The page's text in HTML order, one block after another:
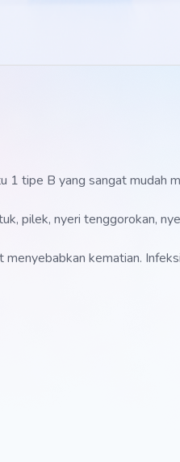
1 tipe B yang sangat mudah
pilek, nyeri tenggorokan,
kematian.